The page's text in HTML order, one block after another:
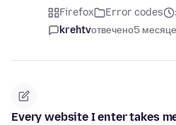
Firefox Error codes
krehtvотвечено5
Every website I enter takes